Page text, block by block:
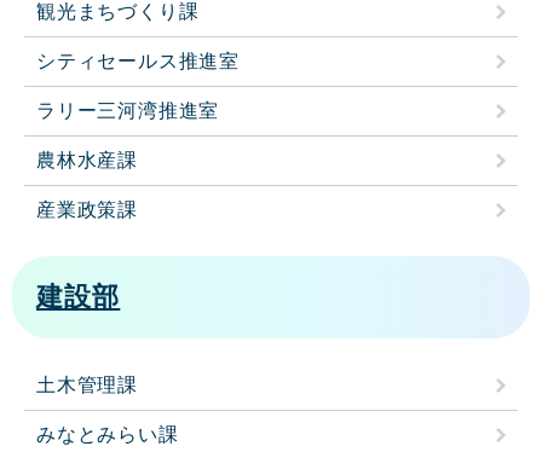
観光まちづくり課
シティセールス推進室
ラリー三河湾推進室
農林水産課
産業政策課
建設部
土木管理課
みなとみらい課